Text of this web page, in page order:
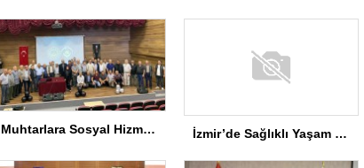
Muhtarlara Sosyal Hizmet Semineri İzmir’de Sağlıklı Yaşam Spor Festivali düzenlendi